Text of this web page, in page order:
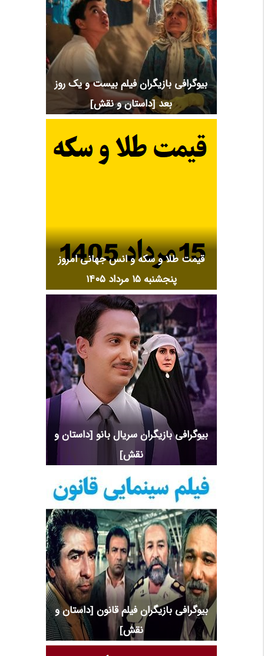
بیوگرافی بازیگران فیلم بیست و یک روز
بعد [داستان و نقش]
قیمت طلا و سکه و انس جهانی امروز
پنجشنبه ۱۵ مرداد ۱۴۰۵
بیوگرافی بازیگران سریال بانو [داستان و
نقش]
بیوگرافی بازیگران فیلم قانون [داستان و
نقش]